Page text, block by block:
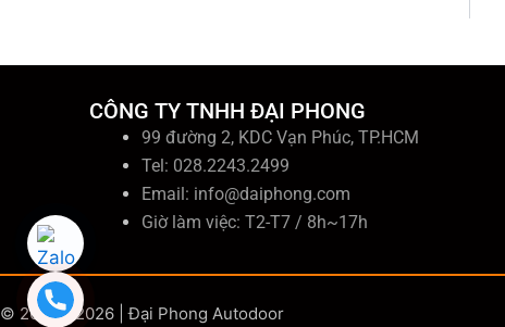
CÔNG TY TNHH ĐẠI PHONG
99 đường 2, KDC Vạn Phúc, TP.HCM
Tel: 028.2243.2499
Email: info@daiphong.com
Giờ làm việc: T2-T7 / 8h~17h
© 2006 - 2026 | Đại Phong Autodoor